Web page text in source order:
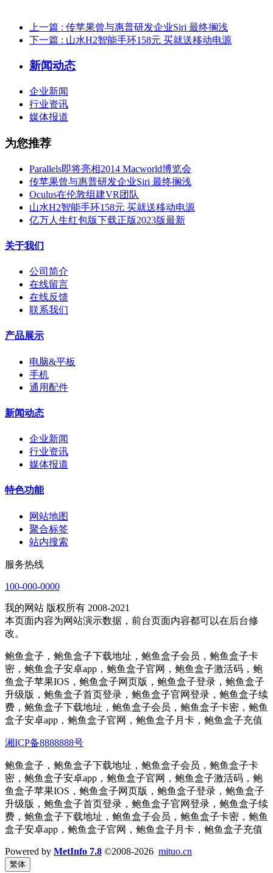
上一篇 : 传苹果曾与惠普研发企业Siri 最终搁浅
下一篇 : 山水H2智能手环158元 买就送移动电源
新闻动态
企业新闻
行业资讯
媒体报道
为您推荐
Parallels即将亮相2014 Macworld博览会
传苹果曾与惠普研发企业Siri 最终搁浅
Oculus在伦敦组建VR团队
山水H2智能手环158元 买就送移动电源
亿万人生红包版下载正版2023版最新
关于我们
公司简介
在线留言
在线反馈
联系我们
产品展示
电脑&平板
手机
通用配件
新闻动态
企业新闻
行业资讯
媒体报道
特色功能
网站地图
聚合标签
站内搜索
服务热线
100-000-0000
我的网站 版权所有 2008-2021
本页面内容为网站演示数据，前台页面内容都可以在后台修
改。
鲍鱼盒子，鲍鱼盒子下载地址，鲍鱼盒子会员，鲍鱼盒子卡
密，鲍鱼盒子安卓app，鲍鱼盒子官网，鲍鱼盒子激活码，鲍
鱼盒子苹果IOS，鲍鱼盒子网页版，鲍鱼盒子登录，鲍鱼盒子
升级版，鲍鱼盒子首页登录，鲍鱼盒子官网登录，鲍鱼盒子续
费，鲍鱼盒子下载地址，鲍鱼盒子会员，鲍鱼盒子卡密，鲍鱼
盒子安卓app，鲍鱼盒子官网，鲍鱼盒子月卡，鲍鱼盒子充值
湘ICP备8888888号
鲍鱼盒子，鲍鱼盒子下载地址，鲍鱼盒子会员，鲍鱼盒子卡
密，鲍鱼盒子安卓app，鲍鱼盒子官网，鲍鱼盒子激活码，鲍
鱼盒子苹果IOS，鲍鱼盒子网页版，鲍鱼盒子登录，鲍鱼盒子
升级版，鲍鱼盒子首页登录，鲍鱼盒子官网登录，鲍鱼盒子续
费，鲍鱼盒子下载地址，鲍鱼盒子会员，鲍鱼盒子卡密，鲍鱼
盒子安卓app，鲍鱼盒子官网，鲍鱼盒子月卡，鲍鱼盒子充值
Powered by MetInfo 7.8 ©2008-2026 mituo.cn
繁体